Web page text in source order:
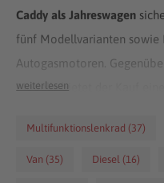
Caddy als Jahreswagen
fünf Modellvarianten sowie
Autogasmotoren.
Modells bietet der Kauf
in einem oft tadellosen
von bis zu 35 Prozent
weiterlesen
Multifunktionslenkrad (37)
Van (35) Diesel (16)